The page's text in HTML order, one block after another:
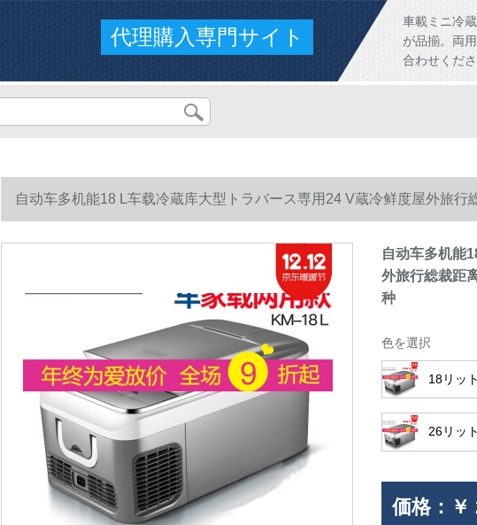
代理購入専門サイト
車載ミニ冷
が品揃。両
合わせくだ
自动车多机能18 L车载冷蔵库大型トラバース専用24 V蔵冷鲜度屋外旅
动车2车种
自动车多机能
外旅行総裁距
种
色を選択
18リッ
26リッ
価格：